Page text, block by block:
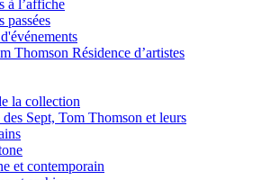
à l’affiche
passées
Thomson Résidence d’artistes
la collection
Sept, Tom Thomson et leurs
et contemporain